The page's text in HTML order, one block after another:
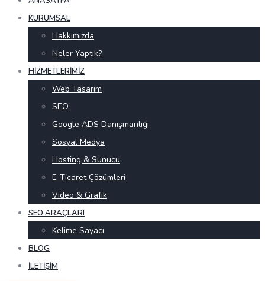
KURUMSAL
Hakkımızda
Neler Yaptık?
HIZMETLERIMIZ
Web Tasarım
SEO
Google ADS Danışmanlığı
Sosyal Medya
Hosting & Sunucu
E-Ticaret Çözümleri
Video & Grafik
SEO ARAÇLARI
Kelime Sayacı
BLOG
İLETIŞIM